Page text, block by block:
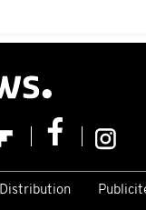
Distribution